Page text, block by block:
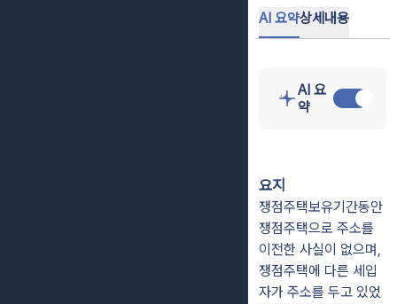
AI 요약상세내용
AI 요
약
요지
쟁점주택보유기간동안
쟁점주택으로 주소를
이전한 사실이 없으며,
쟁점주택에 다른 세입
자가 주소를 두고 있었